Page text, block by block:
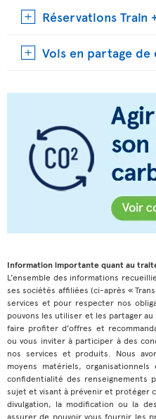
Réservations Train
Vols en partage de
Information importante quant au
L’ensemble des informations
ses sociétés affiliées (ci-après «
services et pour respecter nos
pouvons les utiliser et les partager
faire profiter d’offres et
ou vous inviter à participer à des
nos services et produits. Nous
moyens matériels,
confidentialité des renseignements
sujet et visant à prévenir et protéger
divulgation, la modification ou la
assurer de pouvoir vous fournir les